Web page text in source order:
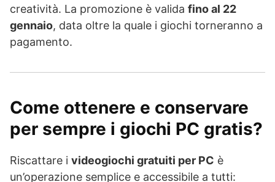
creatività. La promozione è valida fino al 22
gennaio, data oltre la quale i giochi torneranno a
pagamento.
Come ottenere e conservare
per sempre i giochi PC gratis?
Riscattare i videogiochi gratuiti per PC è
un’operazione semplice e accessibile a tutti: